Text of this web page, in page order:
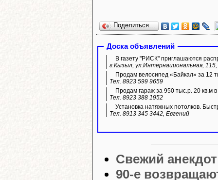
Поделиться…
Доска объявлений
В газету "РИСК" приглашаются
г.Кызыл, ул.Интернациональная,
Продам велосипед «Байкал» за 12
Тел. 8923 599 9659
Продам гараж за 950 тыс.р. 20 кв.м
Тел. 8923 388 1952
Установка натяжных потолков.
Тел. 8913 345 3442, Евгений
Свежий анекдот
90-е